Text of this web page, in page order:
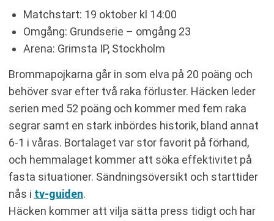
Matchstart: 19 oktober kl 14:00
Omgång: Grundserie – omgång 23
Arena: Grimsta IP, Stockholm
Brommapojkarna går in som elva på 20 poäng och
behöver svar efter två raka förluster. Häcken leder
serien med 52 poäng och kommer med fem raka
segrar samt en stark inbördes historik, bland annat
6-1 i våras. Bortalaget var stor favorit på förhand,
och hemmalaget kommer att söka effektivitet på
fasta situationer. Sändningsöversikt och starttider
nås i tv-guiden.
Häcken kommer att vilja sätta press tidigt och har